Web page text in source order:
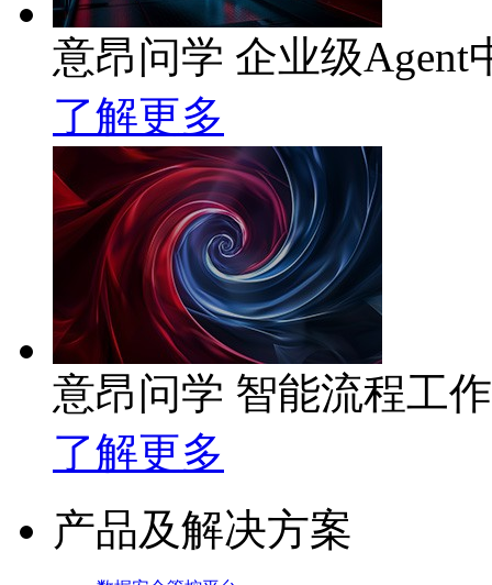
意昂问学 企业级Agent
了解更多
意昂问学 智能流程工
了解更多
产品及解决方案